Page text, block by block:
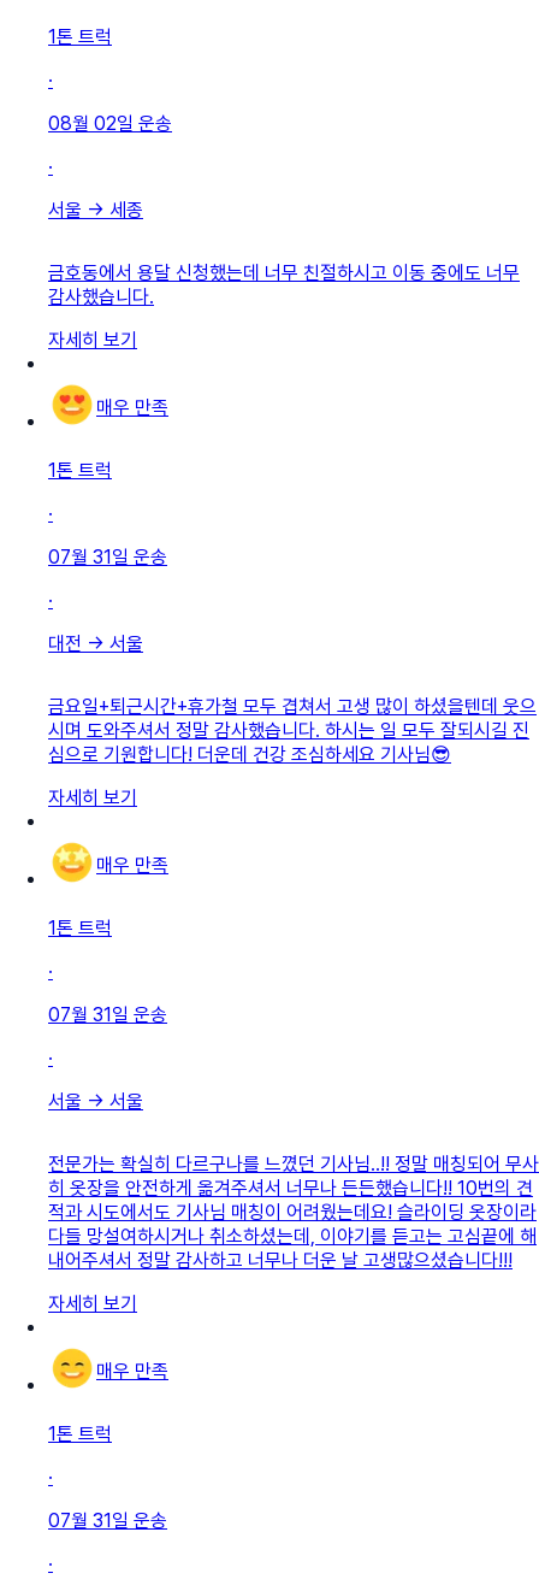
1톤 트럭
·
08월 02일 운송
·
서울 → 세종
금호동에서 용달 신청했는데 너무 친절하시고 이동 중에도 너무
감사했습니다.
자세히 보기
매우 만족
1톤 트럭
·
07월 31일 운송
·
대전 → 서울
금요일+퇴근시간+휴가철 모두 겹쳐서 고생 많이 하셨을텐데 웃으
시며 도와주셔서 정말 감사했습니다. 하시는 일 모두 잘되시길 진
심으로 기원합니다! 더운데 건강 조심하세요 기사님😎
자세히 보기
매우 만족
1톤 트럭
·
07월 31일 운송
·
서울 → 서울
전문가는 확실히 다르구나를 느꼈던 기사님..!! 정말 매칭되어 무사
히 옷장을 안전하게 옮겨주셔서 너무나 든든했습니다!! 10번의 견
적과 시도에서도 기사님 매칭이 어려웠는데요! 슬라이딩 옷장이라
다들 망설여하시거나 취소하셨는데, 이야기를 듣고는 고심끝에 해
내어주셔서 정말 감사하고 너무나 더운 날 고생많으셨습니다!!!
자세히 보기
매우 만족
1톤 트럭
·
07월 31일 운송
·